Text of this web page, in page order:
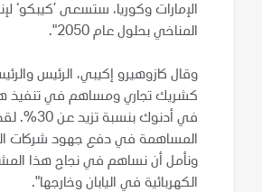
الإمارات وكوريا، ستسعى ’كيبكو‘
المناخي بحلول عام 2050".
وقال كازوهيرو إكيبي، الرئيس
كشريك تجاري ومساهم في تنفيذ
في
المساهمة في دفع جهود شركات
ونأمل أن نساهم في نجاح هذا
الكهربائية في اليابان وخارجها".